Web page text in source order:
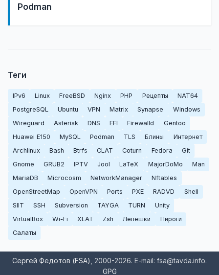
Podman
Теги
IPv6 Linux FreeBSD Nginx PHP Рецепты
NAT64
PostgreSQL
Ubuntu VPN Matrix Synapse
Windows
Wireguard
Asterisk DNS EFI Firewalld
Gentoo
Huawei E150
MySQL Podman TLS Блины
Интернет
Archlinux
Bash Btrfs CLAT Coturn Fedora
Git
Gnome
GRUB2 IPTV Jool LaTeX MajorDoMo
Man
MariaDB
Microcosm NetworkManager
Nftables
OpenStreetMap
OpenVPN Ports PXE RADVD
Shell
SIIT
SSH Subversion TAYGA TURN
Unity
VirtualBox
Wi-Fi XLAT Zsh Лепёшки
Пироги
Салаты
Сергей Федотов (FSA)
, 2000-2026. E-mail: fsa@tavda.info.
GPG